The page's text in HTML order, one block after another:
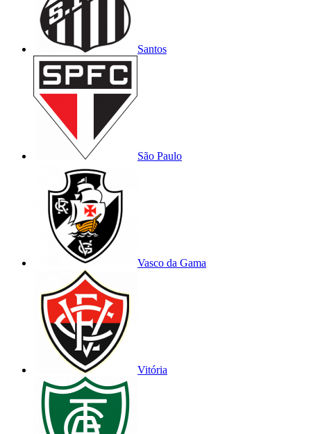
Santos
São Paulo
Vasco da Gama
Vitória